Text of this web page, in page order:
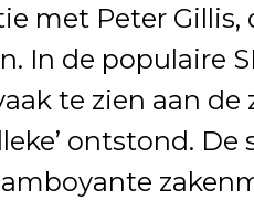
met Peter Gillis,
In de populaire
te zien aan
ontstond.